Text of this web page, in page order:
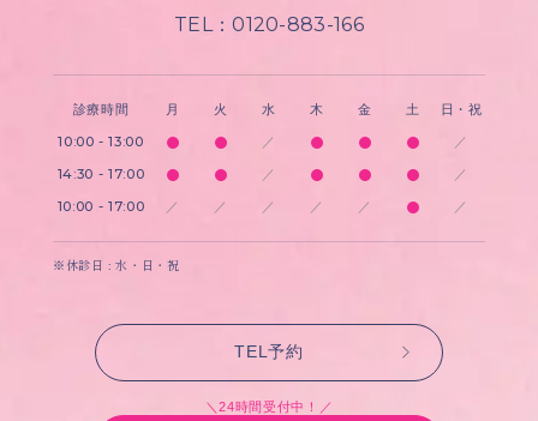
TEL：0120-883-166
診療時間 月 火 水 木 金 土 日・祝
10:00 - 13:00 ／ ／
14:30 - 17:00 ／ ／
10:00 - 17:00 ／ ／ ／ ／ ／ ／
※休診日 : 水・日・祝
TEL予約
＼24時間受付中！／